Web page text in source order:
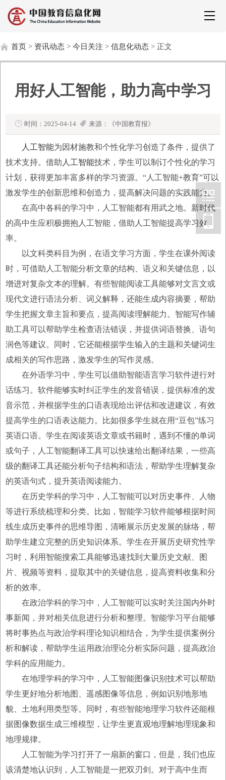
首页 > 资讯动态 > 今日关注 > 信息化动态 > 正文
用好人工智能，助力高中学习
时间：2025-04-14 来源：《中国教育报》
人工智能为因材施教和个性化学习创造了条件，提供了
技术支持。借助 人工智能技术，学生可以制订个性化的学习
计划，获得更加丰富多样的学习资源。“人工智能+教育”可以
激发学生的创新思维和创造力，提高解决问题的实践能力。
在高中各科的学习中，人工智能都有用武之地。新时代
的高中生应积极拥抱人工智能，借助人工智能提高学习效
率。
以文科类科目为例，在语文学习方面，学生在课外阅读
时，可借助人工智能分析文章的结构、语义和关键信息，以
增进对复杂文本的理解。有些智能阅读工具能够对文言文或
现代文进行语法分析、词义解释，还能生成内容摘要，帮助
学生把握文章主旨和要点，提高阅读理解能力。智能写作辅
助工具可以帮助学生检查语法错误，并提供词语替换、语句
润色等建议。同时，它还能根据学生输入的主题和关键词生
成相关的写作思路，激发学生的写作灵感。
在外语学习中，学生可以借助智能语言学习软件进行对
话练习。软件能够实时纠正学生的发音错误，提供标准的发
音示范，并根据学生的口语表现给出评估和改进建议，有效
提高学生的口语表达能力。比如很多学生就在用“豆包”练习
英语口语。学生在阅读英语文章或书籍时，遇到不懂的单词
或句子，人工智能翻译工具可以快速给出翻译结果，一些高
级的翻译工具还能分析句子结构和语法，帮助学生理解复杂
的英语句式，提升英语阅读能力。
在历史学科的学习中，人工智能可以对历史事件、人物
等进行系统梳理和分类。比如，智能学习软件能够根据时间
线生成历史事件的思维导图，清晰展示历史发展的脉络，帮
助学生建立完整的历史知识体系。学生在开展历史研究性学
习时，利用智能搜索工具能够迅速找到大量历史文献、图
片、视频等资料，提取其中的关键信息，提高资料收集和分
析的效率。
在政治学科的学习中，人工智能可以实时关注国内外时
事新闻，并对相关信息进行分析和整理。智能学习平台能够
将时事热点与政治学科理论知识相结合，为学生提供案例分
析和解读，帮助学生运用政治理论分析实际问题，提高政治
学科的应用能力。
在地理学科的学习中，人工智能图像识别技术可以帮助
学生更好地分析地图、遥感图像等信息，例如识别地形地
貌、土地利用类型等。同时，有些智能地理学习软件还能根
据图像数据生成三维模型，让学生更直观地理解地理现象和
地理规律。
人工智能为学习打开了一扇新的窗口，但是，我们也应
该清楚地认识到，人工智能是一把双刃剑。对于高中生而